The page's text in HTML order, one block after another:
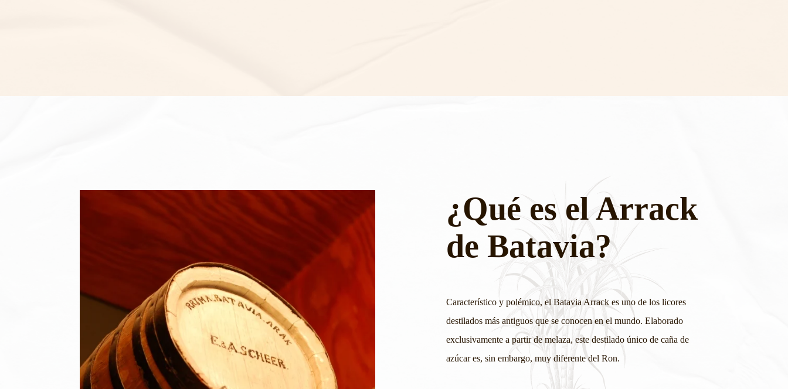
¿Qué es el Arrack
de Batavia?
Característico y polémico, el Batavia Arrack es uno de los licores
destilados más antiguos que se conocen en el mundo. Elaborado
exclusivamente a partir de melaza, este destilado único de caña de
azúcar es, sin embargo, muy diferente del Ron.